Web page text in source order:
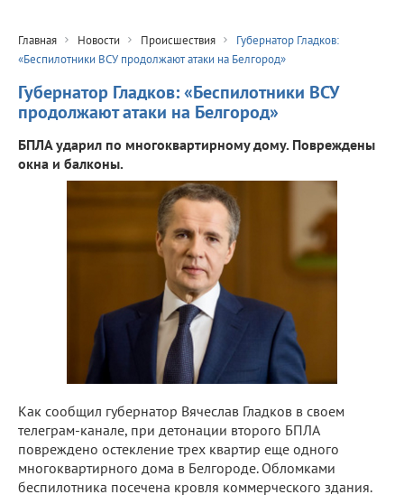
Главная Новости Происшествия
Губернатор Гладков:
«Беспилотники ВСУ продолжают атаки на Белгород»
Губернатор Гладков: «Беспилотники ВСУ
продолжают атаки на Белгород»
БПЛА ударил по многоквартирному дому. Повреждены
окна и балконы.
Как сообщил губернатор Вячеслав Гладков в своем
телеграм-канале, при детонации второго БПЛА
повреждено остекление трех квартир еще одного
многоквартирного дома в Белгороде. Обломками
беспилотника посечена кровля коммерческого здания.